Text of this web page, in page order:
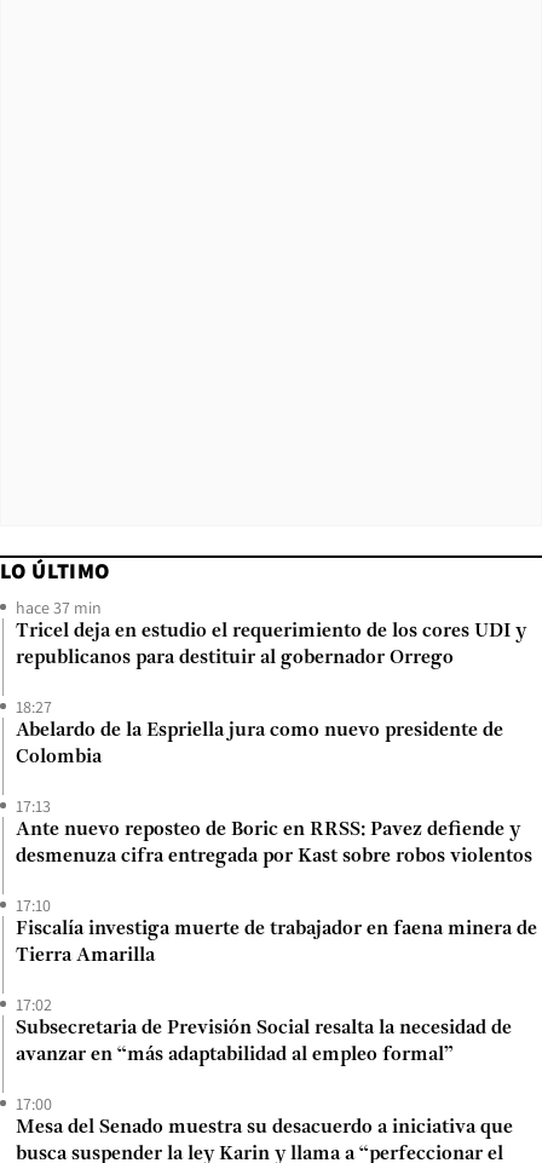
LO ÚLTIMO
hace 37 min
Tricel deja en estudio el requerimiento de los cores UDI y
republicanos para destituir al gobernador Orrego
18:27
Abelardo de la Espriella jura como nuevo presidente de
Colombia
17:13
Ante nuevo reposteo de Boric en RRSS: Pavez defiende y
desmenuza cifra entregada por Kast sobre robos violentos
17:10
Fiscalía investiga muerte de trabajador en faena minera de
Tierra Amarilla
17:02
Subsecretaria de Previsión Social resalta la necesidad de
avanzar en “más adaptabilidad al empleo formal”
17:00
Mesa del Senado muestra su desacuerdo a iniciativa que
busca suspender la ley Karin y llama a “perfeccionar el